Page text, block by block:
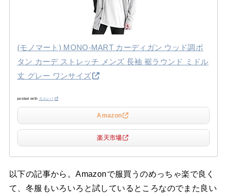
(モノマート) MONO-MART カーディガン ウッド調ボ
タン カーデ ストレッチ メンズ 長袖 裾ラウンド ミドル
丈 グレー ワンサイズ
posted with カエレバ
Amazon
楽天市場
以下の記事から。Amazonで服買うのめっちゃ楽で良く
て、冬服もいろいろと試しているところなのでまた良い